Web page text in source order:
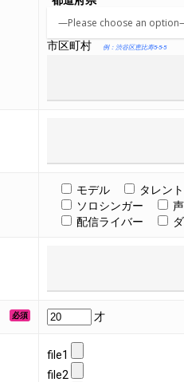
市区町村 例：渋谷区恵比寿5-5-5
モデル タレント
ソロシンガー
配信ライバー
必須 才
file1
file2